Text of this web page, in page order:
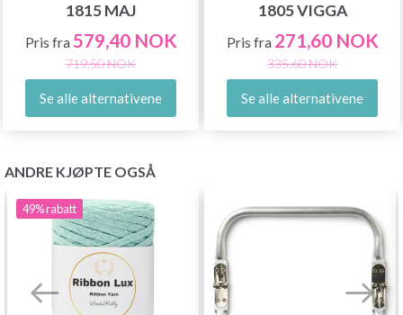
1815 MAJ
Pris fra579,40 NOK
719,50 NOK
Se alle alternativene
1805 VIGGA
Pris fra 271,60 NOK
335,60 NOK
Se alle alternativene
ANDRE KJØPTE OGSÅ
49%rabatt